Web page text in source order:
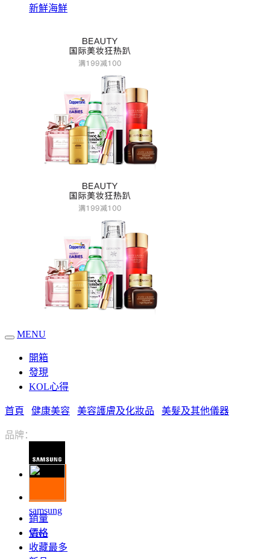
新鮮海鮮
MENU
開箱
發現
KOL心得
首頁 健康美容 美容護膚及化妝品 美髮及其他儀器
品牌：
samsung
Vivo
銷量
價格
收藏最多